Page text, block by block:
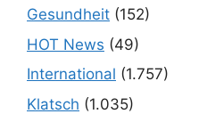
Gesundheit (152)
HOT News (49)
International (1.757)
Klatsch (1.035)